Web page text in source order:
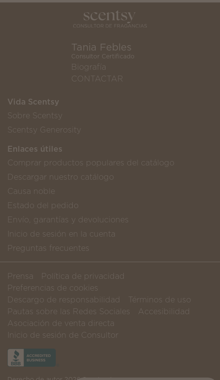
Tania Febles
Consultor Certificado
Biografía
CONTACTAR
Vida Scentsy
Sobre Scentsy
Scentsy Generosity
Enlaces útiles
Comprar productos populares del catálogo
Descargar nuestro catálogo
Causa noble
Estado del pedido
Envío, garantías y devoluciones
Inicio de sesión en la cuenta
Preguntas frecuentes
Prensa
Política de privacidad
Preferencias de cookies
Descargo de responsabilidad
Términos de uso
Pautas sobre las Redes Sociales
Accesibilidad
Asociación de venta directa
Inicio de sesión de Consultor